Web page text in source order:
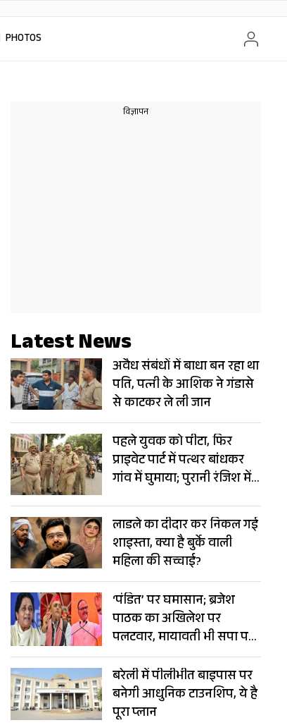
PHOTOS
Latest News
अवैध संबंधों में बाधा बन रहा था
पति, पत्नी के आशिक ने गंडासे
से काटकर ले ली जान
पहले युवक को पीटा, फिर
प्राइवेट पार्ट में पत्थर बांधकर
गांव में घुमाया; पुरानी रंजिश में
लाडले का दीदार कर निकल गई
शाइस्ता, क्या है बुर्के वाली
महिला की सच्चाई?
‘पंडित’ पर घमासान; ब्रजेश
पाठक का अखिलेश पर
पलटवार, मायावती भी सपा पर
भड़कीं
बरेली में पीलीभीत बाइपास पर
बनेगी आधुनिक टाउनशिप, ये है
पूरा प्लान